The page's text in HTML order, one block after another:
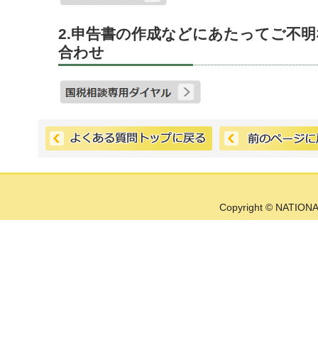
2.申告書の作成などにあたってご不
合わせ
Copyright ©